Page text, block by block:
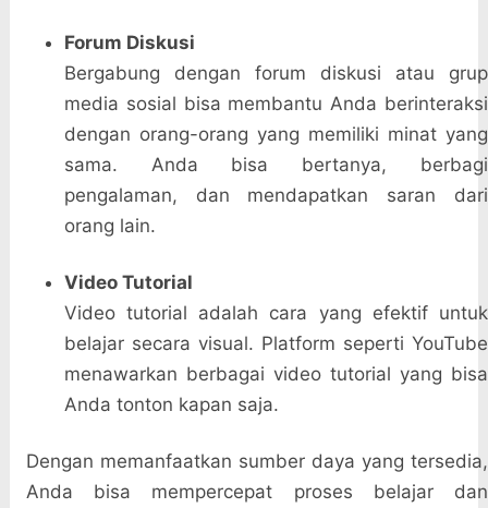
Forum Diskusi
Bergabung dengan forum diskusi atau grup
media sosial bisa membantu Anda berinteraksi
dengan orang-orang yang memiliki minat yang
sama. Anda bisa bertanya, berbagi
pengalaman, dan mendapatkan saran dari
orang lain.
Video Tutorial
Video tutorial adalah cara yang efektif untuk
belajar secara visual. Platform seperti YouTube
menawarkan berbagai video tutorial yang bisa
Anda tonton kapan saja.
Dengan memanfaatkan sumber daya yang tersedia,
Anda bisa mempercepat proses belajar dan